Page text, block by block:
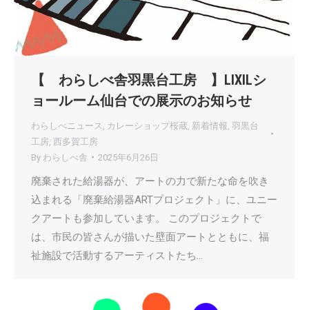
【 わらしべ舎羽黒台工房 】LIXILシ
ョールーム仙台での展示のお知らせ
わらしべニュース カレーショップ桜蔵 新着情報 羽黒台
工房 西多賀工房
By わらしべ舎 2025年6月26日
廃棄された給湯器が、アートの力で新たな命を吹き
込まれる「廃棄給湯器ARTプロジェクト」に、ユニー
クアートも参加しています。 このプロジェクトで
は、市民の皆さんが描いた壁面アートとともに、福
祉施設で活動するアーティストたち…